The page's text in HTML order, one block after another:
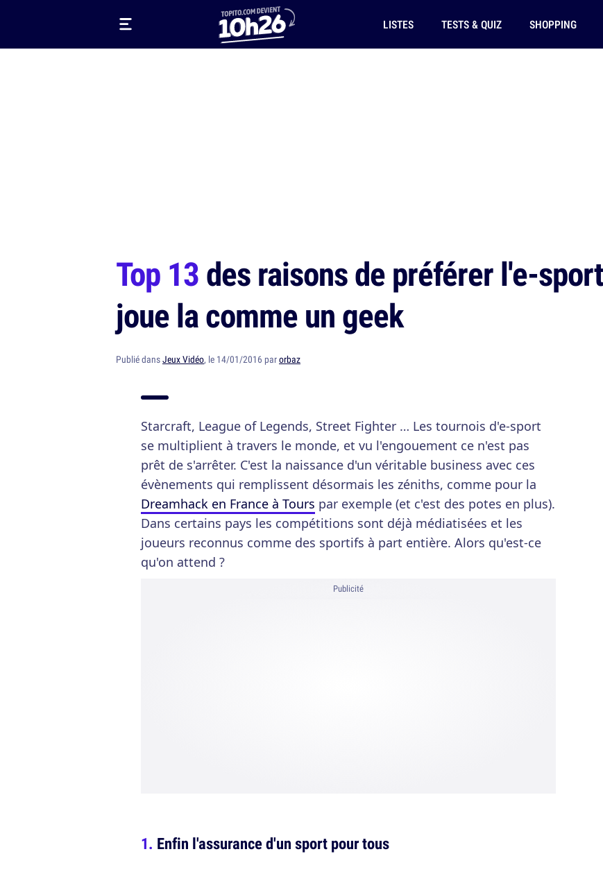
LISTES TESTS & QUIZ SHOPPING
Top 13des raisons de préférer l'e-
joue la comme un geek
Publié dansJeux Vidéo, le 14/01/2016 parorbaz
Starcraft, League of Legends, Street Fighter … Les tournois d'e-sport
se multiplient à travers le monde, et vu l'engouement ce n'est pas
prêt de s'arrêter. C'est la naissance d'un véritable business avec ces
évènements qui remplissent désormais les zéniths, comme pour la
Dreamhack en France à Tours par exemple (et c'est des potes en plus).
Dans certains pays les compétitions sont déjà médiatisées et les
joueurs reconnus comme des sportifs à part entière. Alors qu'est-ce
qu'on attend ?
Publicité
Enfin l'assurance d'un sport pour tous